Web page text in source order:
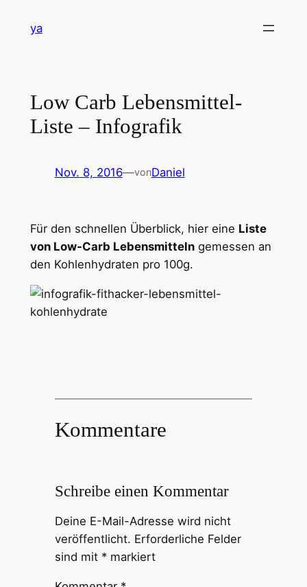
Inhaltya
Low Carb Lebensmittel-
Liste – Infografik
Nov. 8, 2016—vonDaniel
Für den schnellen Überblick, hier eine Liste
von Low-Carb Lebensmittelngemessen an
den Kohlenhydraten pro 100g.
Kommentare
Schreibe einen Kommentar
Deine E-Mail-Adresse wird nicht
veröffentlicht. Erforderliche Felder
sind mit *markiert